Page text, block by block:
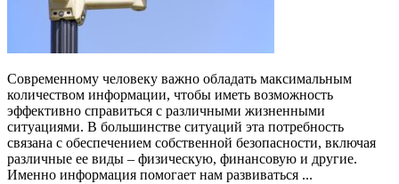
Современному человеку важно обладать максимальным
количеством информации, чтобы иметь возможность
эффективно справиться с различными жизненными
ситуациями. В большинстве ситуаций эта потребность
связана с обеспечением собственной безопасности, включая
различные ее виды – физическую, финансовую и другие.
Именно информация помогает нам развиваться ...